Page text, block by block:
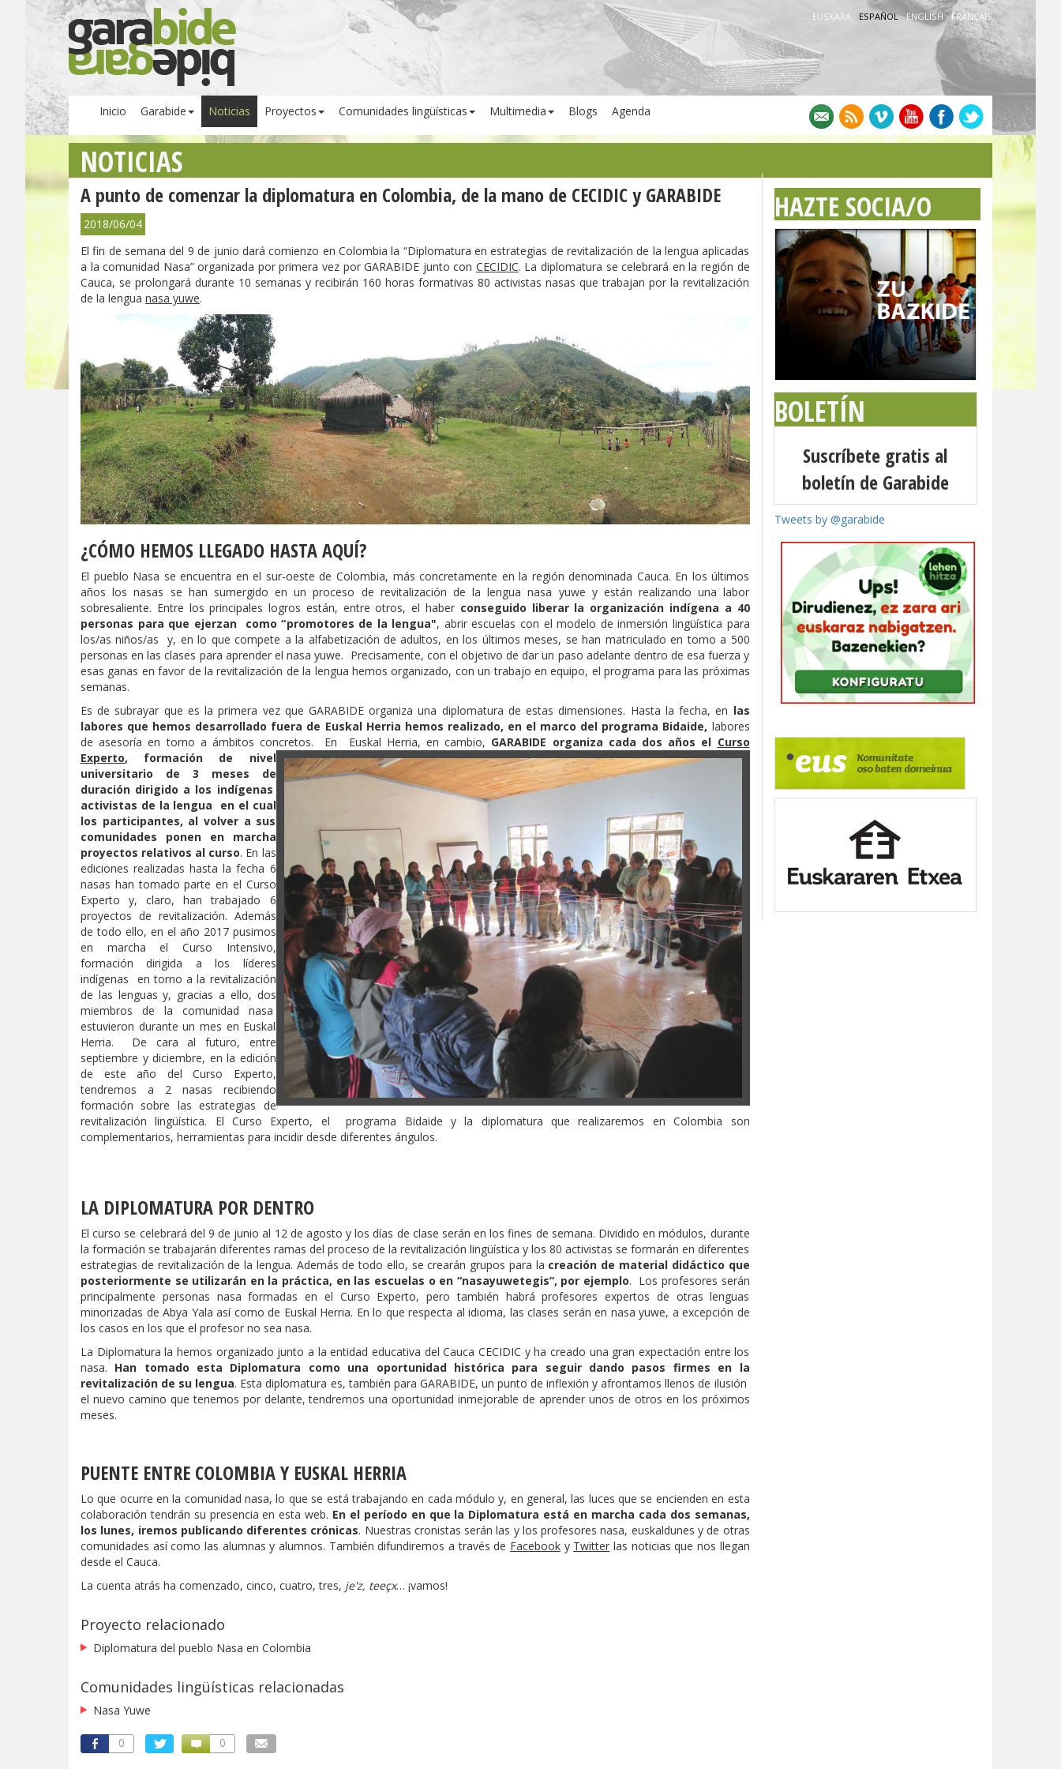
EUSKARA · ESPAÑOL· ENGLISH · FRANÇAIS
Inicio Garabide Noticias Proyectos Comunidades lingüísticas Multimedia Blogs Agenda
NOTICIAS
A punto de comenzar la diplomatura en Colombia, de la mano de CECIDIC y GARABIDE
2018/06/04
El fin de semana del 9 de junio dará comienzo en Colombia la “Diplomatura en estrategias de revitalización de la lengua aplicadas
a la comunidad Nasa” organizada por primera vez por GARABIDE junto con CECIDIC. La diplomatura se celebrará en la región de
Cauca, se prolongará durante 10 semanas y recibirán 160 horas formativas 80 activistas nasas que trabajan por la revitalización
de la lengua nasa yuwe.
¿CÓMO HEMOS LLEGADO HASTA AQUÍ?
El pueblo Nasa se encuentra en el sur-oeste de Colombia, más concretamente en la región denominada Cauca. En los últimos
años los nasas se han sumergido en un proceso de revitalización de la lengua nasa yuwe y están realizando una labor
sobresaliente. Entre los principales logros están, entre otros, el haber conseguido liberar la organización indígena a 40
personas para que ejerzan como “promotores de la lengua", abrir escuelas con el modelo de inmersión lingüística para
los/as niños/as y, en lo que compete a la alfabetización de adultos, en los últimos meses, se han matriculado en torno a 500
personas en las clases para aprender el nasa yuwe. Precisamente, con el objetivo de dar un paso adelante dentro de esa fuerza y
esas ganas en favor de la revitalización de la lengua hemos organizado, con un trabajo en equipo, el programa para las próximas
semanas.
Es de subrayar que es la primera vez que GARABIDE organiza una diplomatura de estas dimensiones. Hasta la fecha, en las
labores que hemos desarrollado fuera de Euskal Herria hemos realizado, en el marco del programa Bidaide, labores
de asesoría en torno a ámbitos concretos. En Euskal Herria, en cambio, GARABIDE organiza cada dos años el Curso
Experto, formación de nivel
universitario de 3 meses de
duración dirigido a los indígenas
activistas de la lengua en el cual
los participantes, al volver a sus
comunidades ponen en marcha
proyectos relativos al curso. En las
ediciones realizadas hasta la fecha 6
nasas han tomado parte en el Curso
Experto y, claro, han trabajado 6
proyectos de revitalización. Además
de todo ello, en el año 2017 pusimos
en marcha el Curso Intensivo,
formación dirigida a los líderes
indígenas en torno a la revitalización
de las lenguas y, gracias a ello, dos
miembros de la comunidad nasa
estuvieron durante un mes en Euskal
Herria. De cara al futuro, entre
septiembre y diciembre, en la edición
de este año del Curso Experto,
tendremos a 2 nasas recibiendo
formación sobre las estrategias de
revitalización lingüística. El Curso Experto, el programa Bidaide y la diplomatura que realizaremos en Colombia son
complementarios, herramientas para incidir desde diferentes ángulos.
LA DIPLOMATURA POR DENTRO
El curso se celebrará del 9 de junio al 12 de agosto y los días de clase serán en los fines de semana. Dividido en módulos, durante
la formación se trabajarán diferentes ramas del proceso de la revitalización lingüística y los 80 activistas se formarán en diferentes
estrategias de revitalización de la lengua. Además de todo ello, se crearán grupos para la creación de material didáctico que
posteriormente se utilizarán en la práctica, en las escuelas o en “nasayuwetegis”, por ejemplo. Los profesores serán
principalmente personas nasa formadas en el Curso Experto, pero también habrá profesores expertos de otras lenguas
minorizadas de Abya Yala así como de Euskal Herria. En lo que respecta al idioma, las clases serán en nasa yuwe, a excepción de
los casos en los que el profesor no sea nasa.
La Diplomatura la hemos organizado junto a la entidad educativa del Cauca CECIDIC y ha creado una gran expectación entre los
nasa. Han tomado esta Diplomatura como una oportunidad histórica para seguir dando pasos firmes en la
revitalización de su lengua. Esta diplomatura es, también para GARABIDE, un punto de inflexión y afrontamos llenos de ilusión
el nuevo camino que tenemos por delante, tendremos una oportunidad inmejorable de aprender unos de otros en los próximos
meses.
PUENTE ENTRE COLOMBIA Y EUSKAL HERRIA
Lo que ocurre en la comunidad nasa, lo que se está trabajando en cada módulo y, en general, las luces que se encienden en esta
colaboración tendrán su presencia en esta web. En el período en que la Diplomatura está en marcha cada dos semanas,
los lunes, iremos publicando diferentes crónicas. Nuestras cronistas serán las y los profesores nasa, euskaldunes y de otras
comunidades así como las alumnas y alumnos. También difundiremos a través de Facebooky Twitter las noticias que nos llegan
desde el Cauca.
La cuenta atrás ha comenzado, cinco, cuatro, tres, je'z, teeçx… ¡vamos!
Proyecto relacionado
Diplomatura del pueblo Nasa en Colombia
Comunidades lingüísticas relacionadas
Nasa Yuwe
0 0
HAZTE SOCIA/O
BOLETÍN
Suscríbete gratis al
boletín de Garabide
Tweets by @garabide